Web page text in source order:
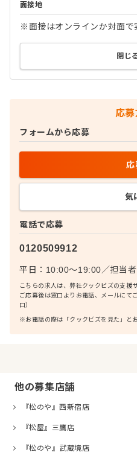
面接地
※面接はオンラインか対面で
閉じ
応
電話で応募
0120509912
平日：10:00〜19:00／担当者
こちらの求人は、弊社クックビズの支援
ご応募後は窓口よりお電話、メールに
口）
※お電話の際は「クックビズを見た」と
フォームから応募
応
気
他の募集店舗
『松のや』西新宿店
『松屋』三鷹店
『松のや』武蔵境店